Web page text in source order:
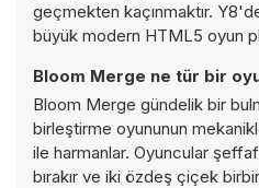
geçmekten kaçınmaktır.
büyük modern HTML5 oyun
Bloom Merge ne tür bir
Bloom Merge gündelik bir
birleştirme oyununun
ile harmanlar. Oyuncular
bırakır ve iki özdeş çiçek